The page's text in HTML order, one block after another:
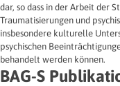
dar, so dass in der Arbeit der
Traumatisierungen und
insbesondere kulturelle
psychischen
behandelt werden können.
BAG-S